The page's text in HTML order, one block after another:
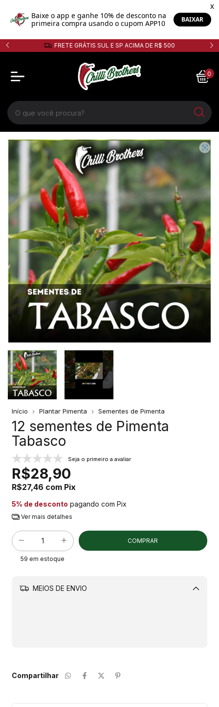
FRETE GRÁTIS SUL E SP ACIMA DE R$ 500
0
Início Plantar Pimenta Sementes de Pimenta
12 sementes de Pimenta
Tabasco
Seja o primeiro a avaliar
R$28,90
R$27,46 com Pix
5% de desconto pagando com Pix
Ver mais detalhes
59 em estoque
MEIOS DE ENVIO
Compartilhar